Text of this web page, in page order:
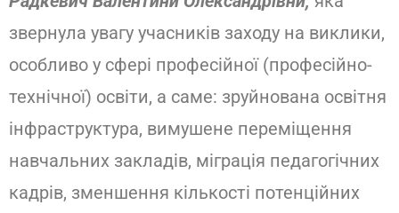
звернула увагу учасників заходу на виклики,
особливо у сфері професійної (професійно-
технічної) освіти, а саме: зруйнована освітня
інфраструктура, вимушене переміщення
навчальних закладів, міграція педагогічних
кадрів, зменшення кількості потенційних